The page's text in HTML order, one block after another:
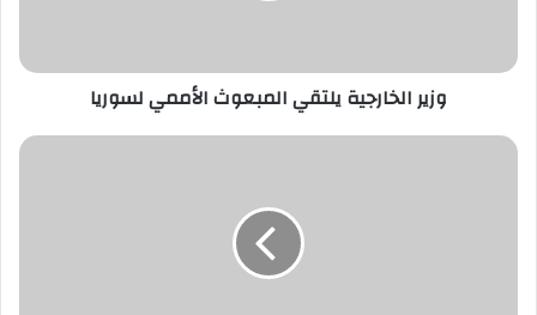
وزير الخارجية يلتقي المبعوث الأممي لسوريا
الأخضر